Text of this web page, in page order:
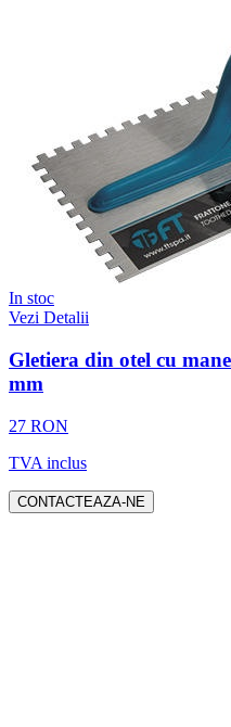
In stoc
Vezi Detalii
Gletiera din otel cu
mm
27 RON
TVA inclus
CONTACTEAZA-NE